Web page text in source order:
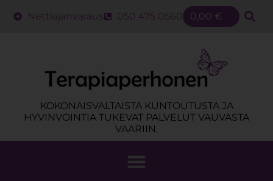
Nettiajanvaraus 050 475 0560 0,00 €
KOKONAISVALTAISTA KUNTOUTUSTA JA
HYVINVOINTIA TUKEVAT PALVELUT VAUVASTA
VAARIIN.